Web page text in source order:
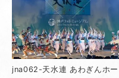
jna062-天水連 あわぎんホー